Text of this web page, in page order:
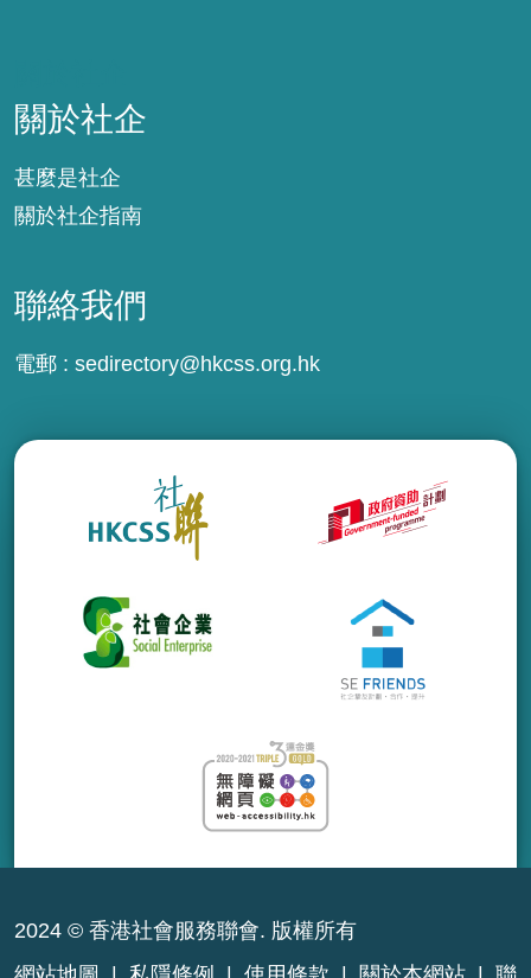
關於社企
甚麼是社企
關於社企指南
聯絡我們
電郵 : sedirectory@hkcss.org.hk
2024 © 香港社會服務聯會. 版權所有